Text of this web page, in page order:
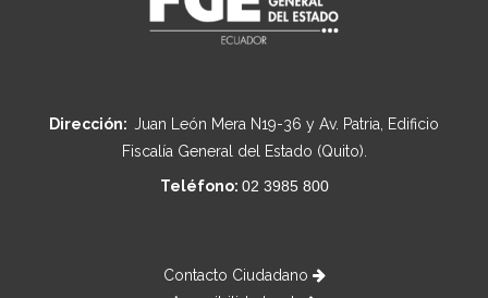
Dirección: Juan León Mera N19-36 y Av. Patria, Edificio
Fiscalía General del Estado (Quito).
Teléfono: 02 3985 800
Contacto Ciudadano